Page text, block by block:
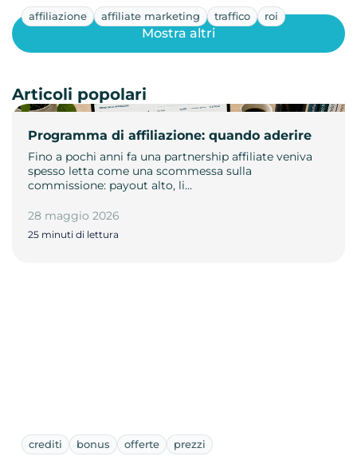
affiliazione affiliate marketing traffico roi
Programma di affiliazione: quando aderire
Fino a pochi anni fa una partnership affiliate veniva
spesso letta come una scommessa sulla
commissione: payout alto, li…
28 maggio 2026
25 minuti di lettura
Mostra altri
Articoli popolari
crediti bonus offerte prezzi